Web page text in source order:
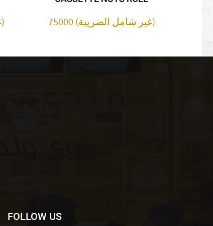
30000 (غير شامل الضريبة) 75000 (غير شامل الضريبة)
FOLLOW US